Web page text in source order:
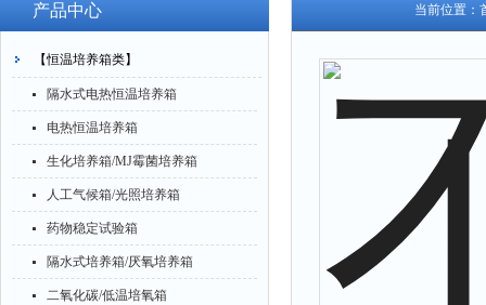
产品中心
【恒温培养箱类】
隔水式电热恒温培养箱
电热恒温培养箱
生化培养箱/MJ霉菌培养箱
人工气候箱/光照培养箱
药物稳定试验箱
隔水式培养箱/厌氧培养箱
二氧化碳/低温培氧箱
当前位置：